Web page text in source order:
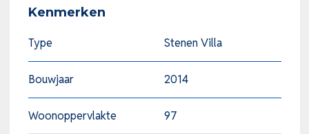
is. Tenslotte zijn de inventaris (binnen en buiten) en
terras van de woning van zeer hoogwaardige
kwaliteit. Overname van de inventaris is tegen
meerprijs bespreekbaar. U koopt dus een zeer nette
spectaculair uitzicht.
Kenmerken
Type Stenen Villa
Bouwjaar 2014
Woonoppervlakte 97